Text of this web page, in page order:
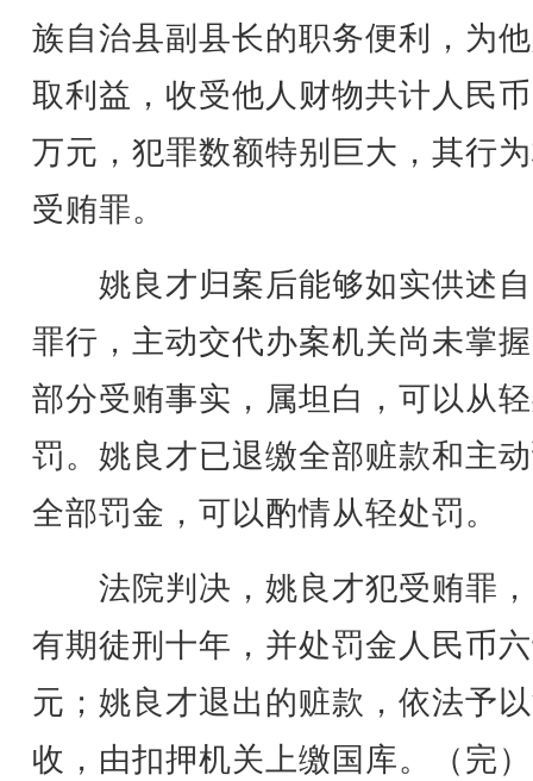
族自治县副县长的职务便利，为
取利益，收受他人财物共计人民
万元，犯罪数额特别巨大，其行
受贿罪。
姚良才归案后能够如实供述
罪行，主动交代办案机关尚未掌
部分受贿事实，属坦白，可以从
罚。姚良才已退缴全部赃款和主
全部罚金，可以酌情从轻处罚。
法院判决，姚良才犯受贿罪
有期徒刑十年，并处罚金人民币
元；姚良才退出的赃款，依法予
收，由扣押机关上缴国库。（完）